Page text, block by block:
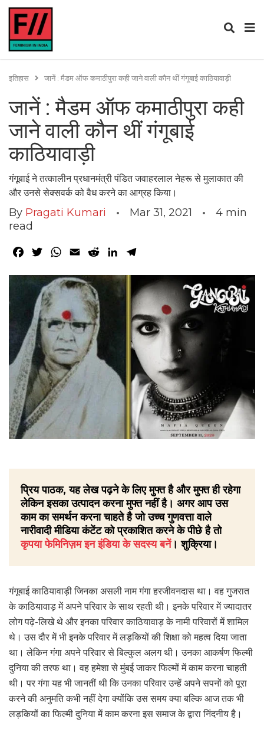
इतिहास जानें : मैडम ऑफ कमाठीपुरा कही जाने वाली कौन थीं गंगूबाई काठियावाड़ी
जानें : मैडम ऑफ कमाठीपुरा कही
जाने वाली कौन थीं गंगूबाई
काठियावाड़ी
गंगूबाई ने तत्कालीन प्रधानमंत्री पंडित जवाहरलाल नेहरू से मुलाकात की
और उनसे सेक्सवर्क को वैध करने का आग्रह किया।
By Pragati Kumari Mar 31, 2021 4 min
read
Facebook
TwitterWhatsApp
Email RedditLinkedIn
प्रिय पाठक, यह लेख पढ़ने के लिए मुफ्त है और मुफ्त ही रहेगा
लेकिन इसका उत्पादन करना मुफ्त नहीं है। अगर आप उस
काम का समर्थन करना चाहते है जो उच्च गुणवत्ता वाले
नारीवादी मीडिया कंटेंट को प्रकाशित करने के पीछे है तो
कृपया फेमिनिज़म इन इंडिया के सदस्य बनें। शुक्रिया।
गंगूबाई काठियावाड़ी जिनका असली नाम गंगा हरजीवनदास था। वह गुजरात
के काठियावाड़ में अपने परिवार के साथ रहती थी। इनके परिवार में ज्यादातर
लोग पढ़े-लिखे थे और इनका परिवार काठियावाड़ के नामी परिवारों में शामिल
थे। उस दौर में भी इनके परिवार में लड़कियों की शिक्षा को महत्व दिया जाता
था। लेकिन गंगा अपने परिवार से बिल्कुल अलग थी। उनका आकर्षण फिल्मी
दुनिया की तरफ था। वह हमेशा से मुंबई जाकर फिल्मों में काम करना चाहती
थी। पर गंगा यह भी जानतीं थी कि उनका परिवार उन्हें अपने सपनों को पूरा
करने की अनुमति कभी नहीं देगा क्योंकि उस समय क्या बल्कि आज तक भी
लड़कियों का फिल्मी दुनिया में काम करना इस समाज के द्वारा निंदनीय है।